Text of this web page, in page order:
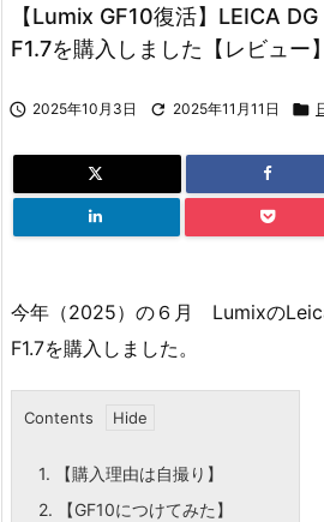
【Lumix GF10復活】LEICA
F1.7を購入しました【レビュー】
 2025年10月3日  2025年11月11日 
今年（2025）の６月 Lumixの
F1.7を購入しました。
Contents
1. 【購入理由は自撮り】
2. 【GF10につけてみた】